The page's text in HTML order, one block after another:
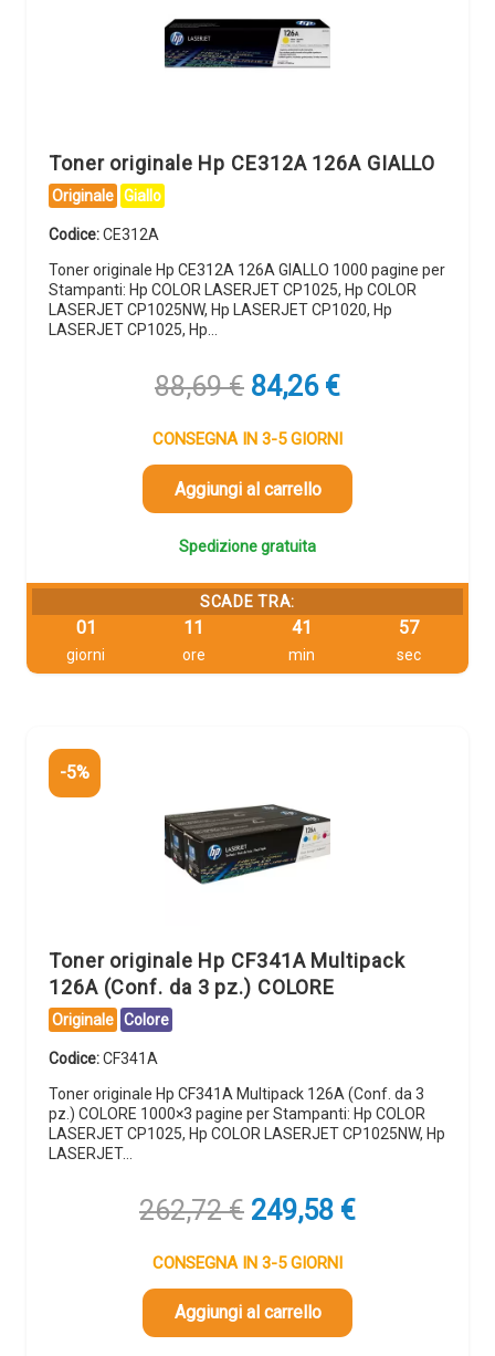
Toner originale Hp CE312A 126A GIALLO
Originale Giallo
Codice:CE312A
Toner originale Hp CE312A 126A GIALLO 1000 pagine per
Stampanti: Hp COLOR LASERJET CP1025, Hp COLOR
LASERJET CP1025NW, Hp LASERJET CP1020, Hp
LASERJET CP1025, Hp…
88,69€ Il
originale
era:
88,69 €.
84,26 €Il
attuale
è:
CONSEGNA IN 3-5 GIORNI
Aggiungi al carrello
Spedizione gratuita
SCADE TRA:
01
giorni
11
ore
41
min
56
sec
-5%
Toner originale Hp CF341A Multipack
126A (Conf. da 3 pz.) COLORE
Originale Colore
Codice:CF341A
Toner originale Hp CF341A Multipack 126A (Conf. da 3
pz.) COLORE 1000×3 pagine per Stampanti: Hp COLOR
LASERJET CP1025, Hp COLOR LASERJET CP1025NW, Hp
LASERJET…
262,72€ Il
originale
era:
262,72 €.
249,58 €Il
CONSEGNA IN 3-5 GIORNI
Aggiungi al carrello